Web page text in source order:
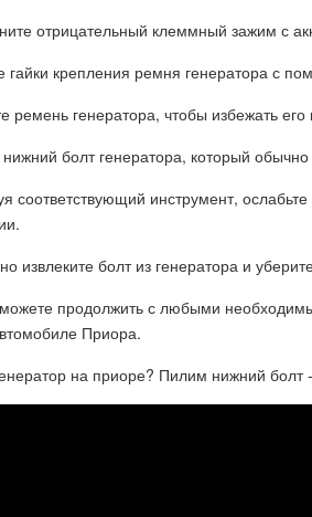
отрицательный клеммный зажим с
гайки крепления ремня генератора с
ремень генератора, чтобы избежать его
болт генератора, который
соответствующий инструмент,
извлеките болт из генератора и
продолжить с любыми
Приора.
на приоре? Пилим нижний болт